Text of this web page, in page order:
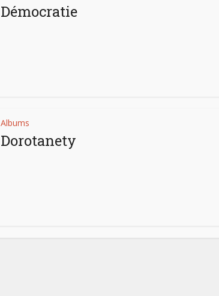
Démocratie
Albums
Dorotanety